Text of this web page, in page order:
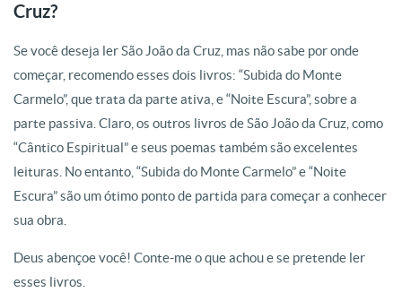
Cruz?
Se você deseja ler São João da Cruz, mas não sabe por onde
começar, recomendo esses dois livros: “Subida do Monte
Carmelo”, que trata da parte ativa, e “Noite Escura”, sobre a
parte passiva. Claro, os outros livros de São João da Cruz, como
“Cântico Espiritual” e seus poemas também são excelentes
leituras. No entanto, “Subida do Monte Carmelo” e “Noite
Escura” são um ótimo ponto de partida para começar a conhecer
sua obra.
Deus abençoe você! Conte-me o que achou e se pretende ler
esses livros.